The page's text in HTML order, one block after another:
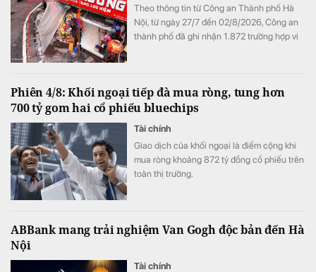
Theo thông tin từ Công an Thành phố Hà
Nội, từ ngày 27/7 đến 02/8/2026, Công an
thành phố đã ghi nhận 1.872 trường hợp vi
nâng cao hiệu quả giám sát trật tự giao
thông, trật tự đô thị trên địa bàn Thành phố.
Phiên 4/8: Khối ngoại tiếp đà mua ròng, tung hơn
700 tỷ gom hai cổ phiếu bluechips
Tài chính
Giao dịch của khối ngoại là điểm cộng khi
mua ròng khoảng 872 tỷ đồng cổ phiếu trên
toàn thị trường.
ABBank mang trải nghiệm Van Gogh độc bản đến Hà
Nội
Tài chính